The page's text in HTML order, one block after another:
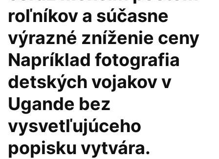
roľníkov a súčasne
výrazné zníženie ceny
Napríklad fotografia
detských vojakov v
Ugande bez
vysvetľujúceho
popisku vytvára.